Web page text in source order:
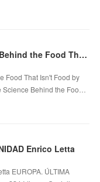
Ultra-Processed People: The Science Behind the Food That Isn't Food by Chris van Tulleken on Ipad
Food That Isn't Food by
Behind the Foo…
Enrico Letta
EUROPA. ÚLTIMA